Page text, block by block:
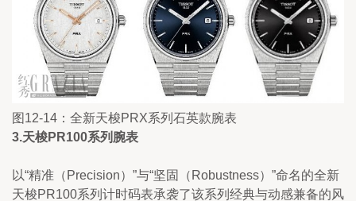
图12-14：全新天梭PRX系列石英款腕表
3.天梭PR100系列腕表
以“精准（Precision）”与“坚固（Robustness）”命名的全新
天梭PR100系列计时码表承袭了该系列经典与动感兼备的风